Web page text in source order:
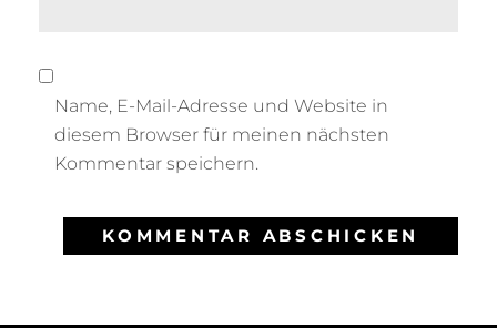
Name, E-Mail-Adresse und Website in
diesem Browser für meinen nächsten
Kommentar speichern.